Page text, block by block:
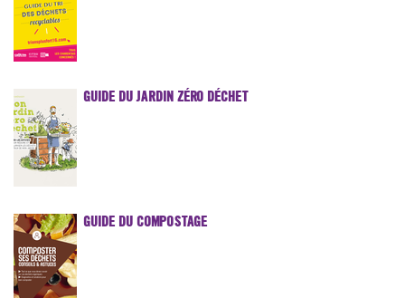
GUIDE DU JARDIN ZÉRO DÉCHET
GUIDE DU COMPOSTAGE